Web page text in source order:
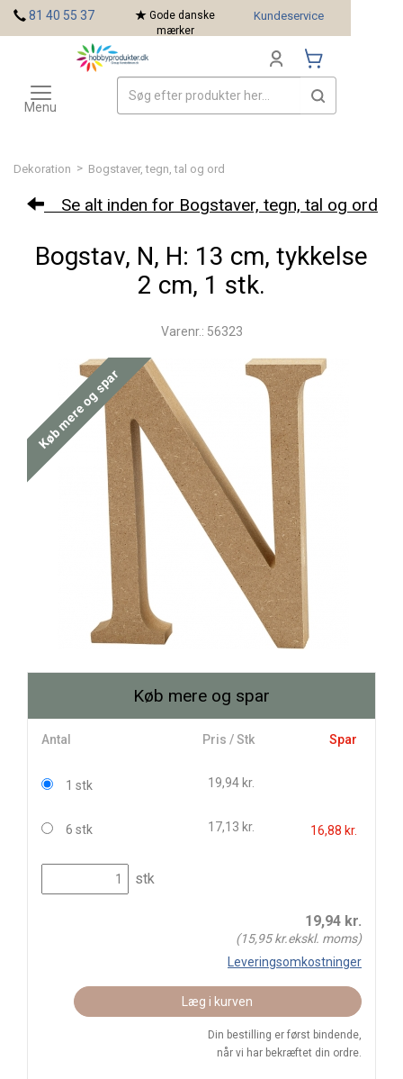
Dekoration > Bogstaver, tegn, tal og ord
Se alt inden for Bogstaver, tegn, tal og ord
Bogstav, N, H: 13 cm, tykkelse
2 cm, 1 stk.
Varenr.: 56323
Køb mere og spar
Køb mere og spar
Antal Pris / Stk Spar
1 stk 19,94 kr.
6 stk 17,13 kr. 16,88 kr.
stk
19,94 kr.
(15,95kr.ekskl. moms)
Leveringsomkostninger
Læg i kurven
Din bestilling er først bindende,
når vi har bekræftet din ordre.
81 40 55 37
Gode danske
mærker
Kundeservice
Toggle
navigation
Menu
Mærker